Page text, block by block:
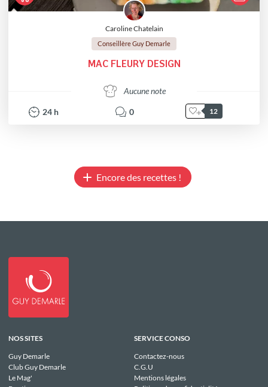
Caroline Chatelain
Conseillère Guy Demarle
MAC FLEURY DESIGN
Aucune note
24 h 0 12
Encore des recettes !
NOS SITES
Guy Demarle
Club Guy Demarle
Le Mag'
SERVICE CONSO
Contactez-nous
C.G.U
Mentions légales